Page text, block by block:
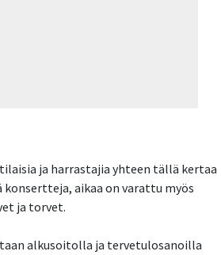
ja harrastajia yhteen tällä kertaa
konsertteja, aikaa on varattu myös
ja torvet.
alkusoitolla ja tervetulosanoilla